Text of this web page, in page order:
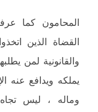
المحامون كما
القضاة الذين
والقانونية لمن
يملكه ويدافع عنه
وماله ، ليس